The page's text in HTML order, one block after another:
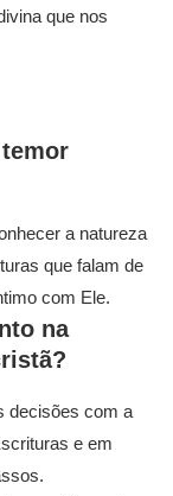
que nos
a natureza
que falam de
com Ele.
na
decisões com a
e em